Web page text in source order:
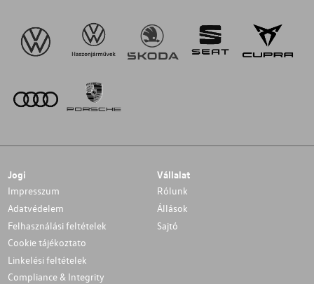
Jogi
Impresszum
Adatvédelem
Felhasználási feltételek
Cookie tájékoztato
Linkelési feltételek
Compliance & Integrity
Vállalat
Rólunk
Állások
Sajtó